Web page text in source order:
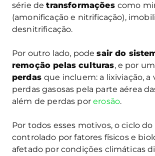
série detransformações como
(amonificação e nitrificação),
desnitrificação.
Por outro lado, podesair do
remoção pelas culturas, e por
perdasque incluem: a lixiviação, a
perdas gasosas pela parte aérea
além de perdas porerosão.
Por todos esses motivos, o ciclo do
controlado por fatores físicos e
afetado por condições climáticas